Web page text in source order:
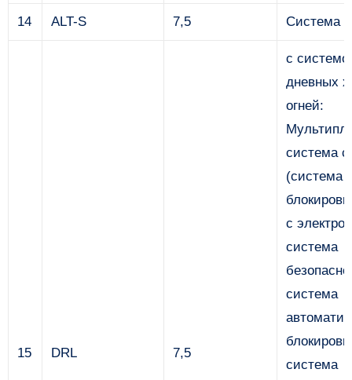
14 ALT-S 7,5 Система
15 DRL 7,5
с
дневных
огней:
система
(система
с
система
система
система